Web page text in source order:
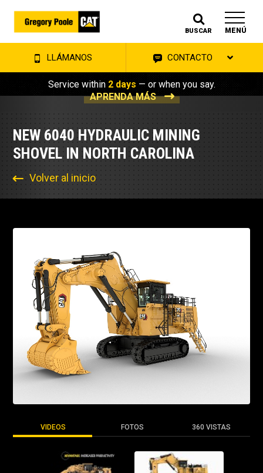
BUSCAR MENÚ
LLÁMANOS CONTACTO
Service within 2 days — or when you say.
APRENDA MÁS
NEW 6040 HYDRAULIC MINING
SHOVEL IN NORTH CAROLINA
Volver al inicio
VIDEOS FOTOS 360 VISTAS